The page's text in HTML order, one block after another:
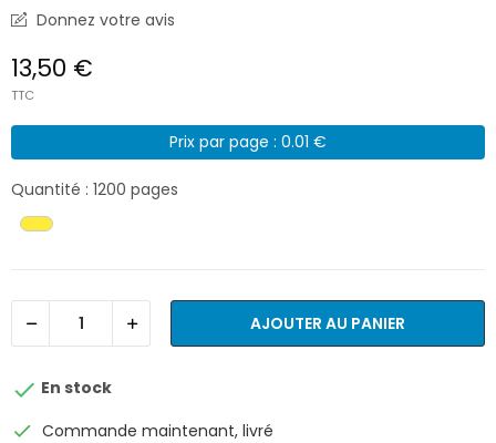
Donnez votre avis
13,50 €
TTC
Prix par page : 0.01 €
Quantité : 1200 pages
AJOUTER AU PANIER
 En stock
check Commande maintenant, livré